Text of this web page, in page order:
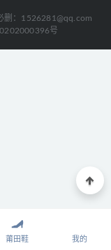
删：1526281@qq.com
号
莆田鞋 我的